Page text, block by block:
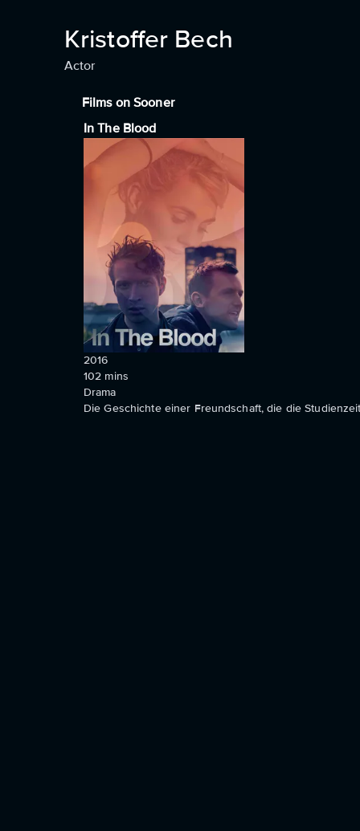
Kristoffer Bech
Actor
Films on Sooner
In The Blood
2016
102 mins
Drama
Die Geschichte einer Freundschaft, die die